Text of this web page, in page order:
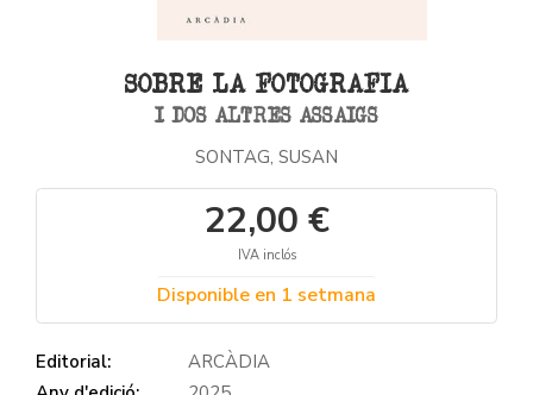
SOBRE LA FOTOGRAFIA
I DOS ALTRES ASSAIGS
SONTAG, SUSAN
22,00 €
IVA inclós
Disponible en 1 setmana
Editorial:
ARCÀDIA